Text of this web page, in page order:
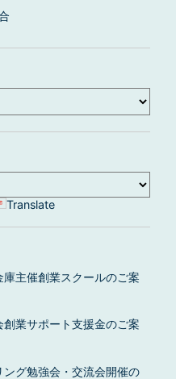
Translate
庫主催創業スクールのご案
創業サポート支援金のご案
ング勉強会・交流会開催の